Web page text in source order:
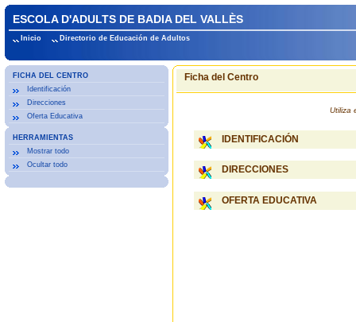
ESCOLA D'ADULTS DE BADIA DEL VALLÈS
Inicio Directorio de Educación de Adultos
FICHA DEL CENTRO
Identificación
Direcciones
Oferta Educativa
HERRAMIENTAS
Mostrar todo
Ocultar todo
Ficha del Centro
Utiliza
IDENTIFICACIÓN
DIRECCIONES
OFERTA EDUCATIVA